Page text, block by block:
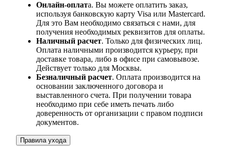
Онлайн-оплата. Вы можете оплатить заказ,
используя банковскую карту Visa или Mastercard.
Для это Вам необходимо связаться с нами, для
получения необходимых реквизитов для оплаты.
Наличный расчет. Только для физических лиц.
Оплата наличными производится курьеру, при
доставке товара, либо в офисе при самовывозе.
Действует только для Москвы.
Безналичный расчет. Оплата производится на
основании заключенного договора и
выставленного счета. При получении товара
необходимо при себе иметь печать либо
доверенность от организации с правом подписи
документов.
Правила ухода